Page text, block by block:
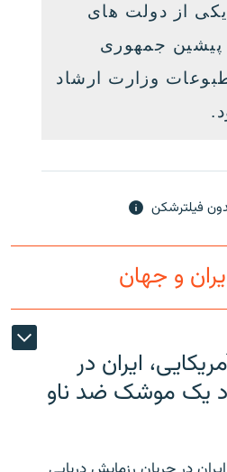
از دولت های
جمهوری
وزارت ارشاد
فیلترشکن
و جهان
ایران در
یک موشک ضد ناو